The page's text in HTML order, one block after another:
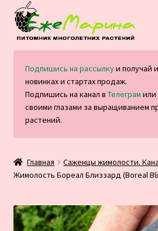
Перейти
к
навигации
Перейти
к
содержимому
Каталог
Оплата и доставка
Отзывы
Контакты
Подпишись на рассылкуи получай
новинках и стартах продаж.
Подпишись на канал в Телеграм или
своими глазами за выращиванием
растений.
Главная
Саженцы жимолости.
Жимолость Бореал Близзард (Boreal